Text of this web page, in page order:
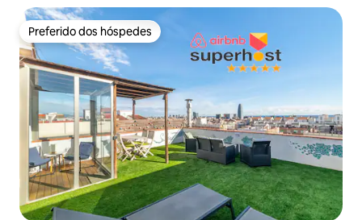
Preferido dos hóspedes
Preferido dos hóspedes